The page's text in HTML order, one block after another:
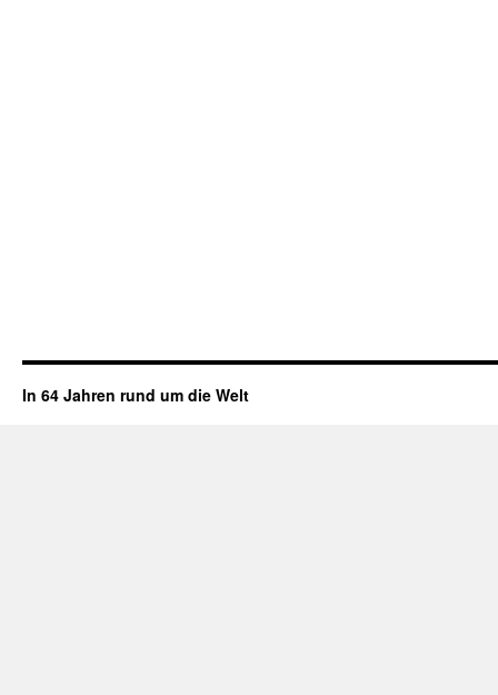
In 64 Jahren rund um die Welt